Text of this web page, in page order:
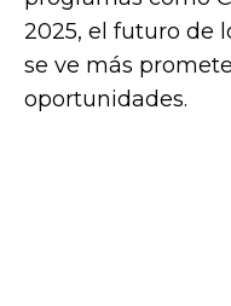
2025, el futuro de
se ve más
oportunidades.